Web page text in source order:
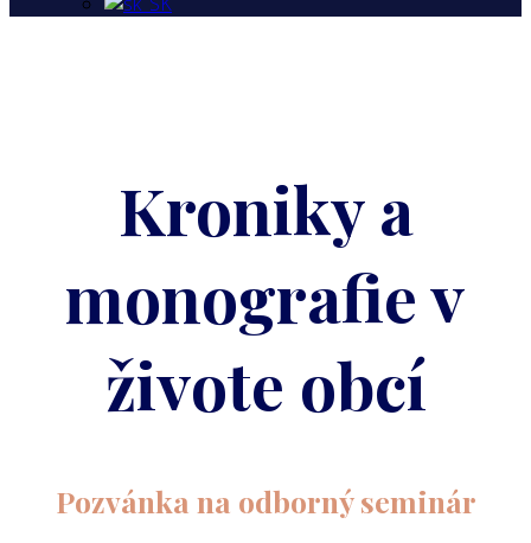
Kroniky a
monografie v
živote obcí
Pozvánka na odborný seminár